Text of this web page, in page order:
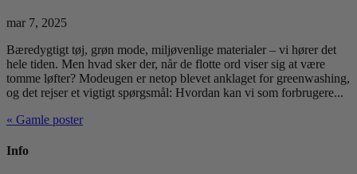
mar 7, 2025
Bæredygtigt tøj, grøn mode, miljøvenlige materialer – vi hører det
hele tiden. Men hvad sker der, når de flotte ord viser sig at være
tomme løfter? Modeugen er netop blevet anklaget for greenwashing,
og det rejser et vigtigt spørgsmål: Hvordan kan vi som forbrugere...
« Gamle poster
Info